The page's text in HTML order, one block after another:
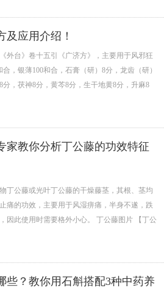
及应用介绍！
外台》卷十五引《广济方》，主要用于风邪狂
，银薄100和合，石膏（研）8分，龙齿（研）
，茯神8分，黄芩8分，生干地黄8分，升麻8
家教你分析丁公藤的功效特征
丁公藤或光叶丁公藤的干燥藤茎，其根、茎均
痛的功效，主要用于风湿痹痛，半身不遂，跌
因此使用时需要格外小心。 丁公藤图片 【丁公
些？教你用石斛搭配3种中药养